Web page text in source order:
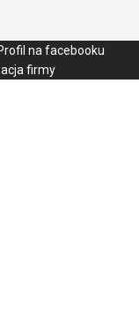
na facebooku
firmy